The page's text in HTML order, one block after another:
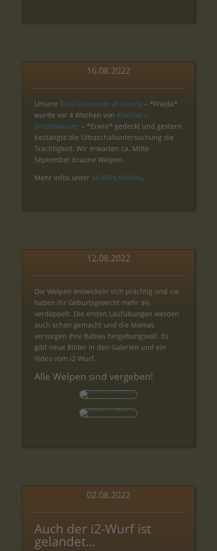
16.08.2022
Unsere Friss Champion of Liberty– *Frieda*
wurde vor 4 Wochen von Riverlab’s
Dreamweaver– *Erwin* gedeckt und gestern
bestätigte die Ultraschalluntersuchung die
Trächtigkeit. Wir erwarten ca. Mitte
September braune Welpen.
Mehr Infos unter WURFPLANUNG.
12.08.2022
Die Welpen entwickeln sich prächtig und sie
haben ihr Geburtsgewicht mehr als
verdoppelt. Die ersten Laufübungen werden
auch schon gemacht und die Mamas
versorgen ihre Babies hingebungsvoll. Es
gibt neue Bilder in den Galerien und ein
Video vom i2-Wurf.
Alle Welpen sind vergeben!
02.08.2022
Auch der i2-Wurf ist
gelandet…